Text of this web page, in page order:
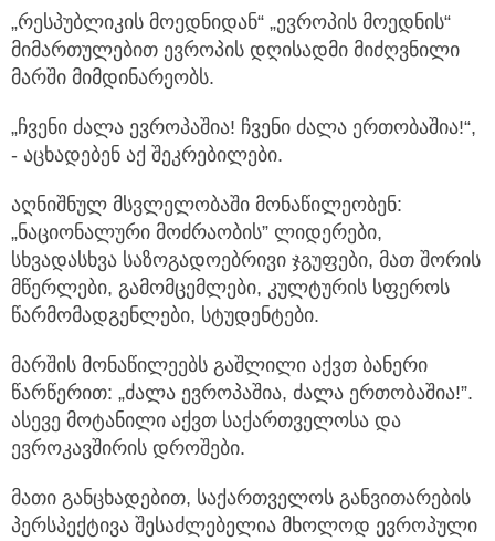
„რესპუბლიკის მოედნიდან“ „ევროპის მოედნის“
მიმართულებით ევროპის დღისადმი მიძღვნილი
მარში მიმდინარეობს.
„ჩვენი ძალა ევროპაშია! ჩვენი ძალა ერთობაშია!“,
- აცხადებენ აქ შეკრებილები.
აღნიშნულ მსვლელობაში მონაწილეობენ:
„ნაციონალური მოძრაობის” ლიდერები,
სხვადასხვა საზოგადოებრივი ჯგუფები, მათ შორის
მწერლები, გამომცემლები, კულტურის სფეროს
წარმომადგენლები, სტუდენტები.
მარშის მონაწილეებს გაშლილი აქვთ ბანერი
წარწერით: „ძალა ევროპაშია, ძალა ერთობაშია!”.
ასევე მოტანილი აქვთ საქართველოსა და
ევროკავშირის დროშები.
მათი განცხადებით, საქართველოს განვითარების
პერსპექტივა შესაძლებელია მხოლოდ ევროპული